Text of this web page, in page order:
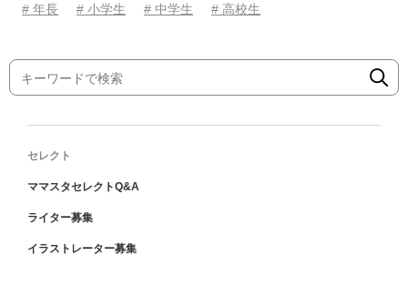
# 年長
# 小学生 # 中学生 # 高校生
セレクト
ママスタセレクトQ&A
ライター募集
イラストレーター募集